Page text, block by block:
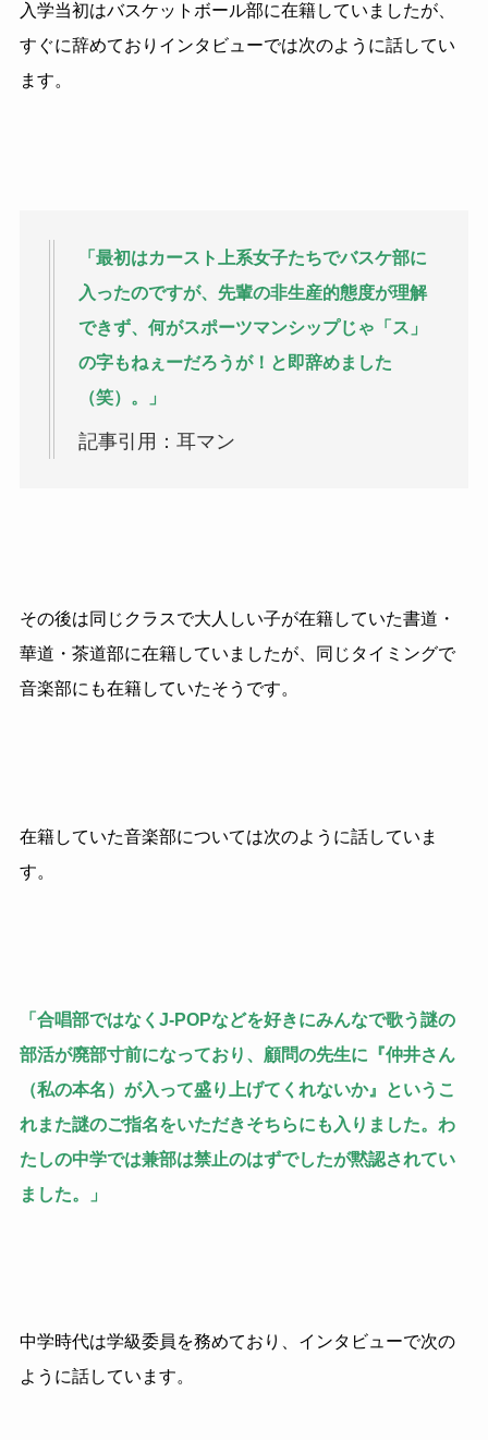
入学当初はバスケットボール部に在籍していましたが、
すぐに辞めておりインタビューでは次のように話してい
ます。
「最初はカースト上系女子たちでバスケ部に
入ったのですが、先輩の非生産的態度が理解
できず、何がスポーツマンシップじゃ「ス」
の字もねぇーだろうが！と即辞めました
（笑）。」
記事引用：耳マン
その後は同じクラスで大人しい子が在籍していた書道・
華道・茶道部に在籍していましたが、同じタイミングで
音楽部にも在籍していたそうです。
在籍していた音楽部については次のように話していま
す。
「合唱部ではなくJ-POPなどを好きにみんなで歌う謎の
部活が廃部寸前になっており、顧問の先生に『仲井さん
（私の本名）が入って盛り上げてくれないか』というこ
れまた謎のご指名をいただきそちらにも入りました。わ
たしの中学では兼部は禁止のはずでしたが黙認されてい
ました。」
中学時代は学級委員を務めており、インタビューで次の
ように話しています。